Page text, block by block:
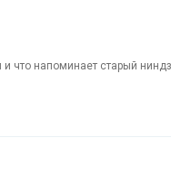
что напоминает старый